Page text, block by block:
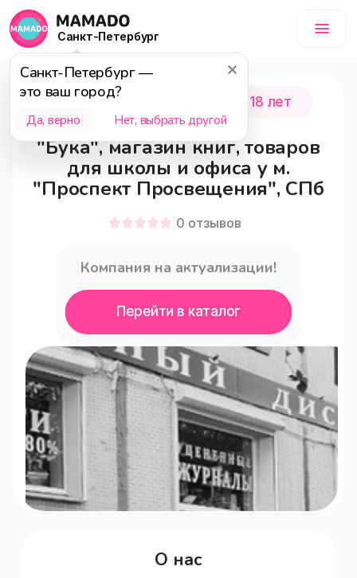
Санкт-Петербург
Санкт-Петербург—
это ваш город?
Да, верно Нет, выбрать другой
Санкт-Петербург 0 - 18 лет
"Бука", магазин книг, товаров
для школы и офиса у м.
"Проспект Просвещения", СПб
0 отзывов
Компания на актуализации!
Перейти в каталог
О нас